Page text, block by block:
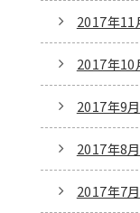
2017年11
2017年10
2017年9月
2017年8月
2017年7月